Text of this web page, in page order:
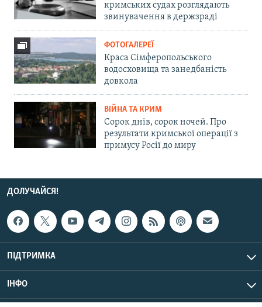
кримських судах розглядають
звинувачення в держзраді
ФОТОГАЛЕРЕЇ
Краса Сімферопольського
водосховища та занедбаність
довкола
ВІЙНА ТА КРИМ
Сорок днів, сорок ночей. Про
результати кримської операції з
примусу Росії до миру
ДОЛУЧАЙСЯ!
ПІДТРИМКА
ІНФО